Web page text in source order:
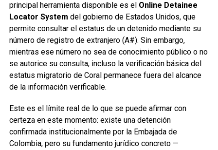
principal herramienta disponible es el Online Detainee
Locator System del gobierno de Estados Unidos, que
permite consultar el estatus de un detenido mediante su
número de registro de extranjero (A#). Sin embargo,
mientras ese número no sea de conocimiento público o no
se autorice su consulta, incluso la verificación básica del
estatus migratorio de Coral permanece fuera del alcance
de la información verificable.
Este es el límite real de lo que se puede afirmar con
certeza en este momento: existe una detención
confirmada institucionalmente por la Embajada de
Colombia, pero su fundamento jurídico concreto —